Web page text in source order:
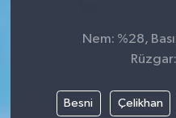
Nem: %28,
Besni Çelikhan
Resmî ilanlar